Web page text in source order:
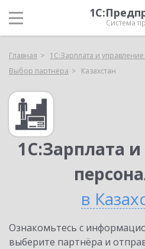
Система
Главная
1С:Зарплата и
Выбор партнёра
Казахстан
1С:Зарплата
в
Ознакомьтесь с
выберите партнёра и